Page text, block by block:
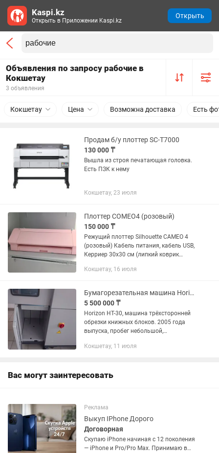
Объявления по запросу рабочие в
Кокшетау
3 объявления
Кокшетау Цена Возможна доставка Есть
Продам б/у плоттер SC-T7000
130 000 ₸
Вышла из строя печатающая головка.
Есть ПЗК к нему
Кокшетау, 23 июля
Плоттер COMEO4 (розовый)
150 000 ₸
Режущий плоттер Silhouette CAMEO 4
(розовый) Кабель питания, кабель USB,
Керриер 30х30 см (липкий коврик
Чипированные переходники для ножей,
Кокшетау, 16 июля
Бумагорезательная машина Horizon HT-30, триммер
5 500 000 ₸
Horizon HT-30, машина трёхсторонней
обрезки книжных блоков. 2005 года
выпуска, пробег небольшой,
Кокшетау, 11 июля
Вас могут заинтересовать
Реклама
Выкуп IPhone Дорого
Договорная
Скупаю iPhone начиная с 12 поколения
— iPhone и Pro/Pro Max. Принимаю в
Kaspi.kz
Открыть в Приложении Kaspi.kz
Открыть